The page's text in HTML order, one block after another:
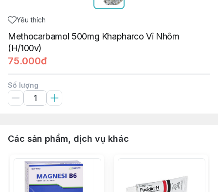
Yêu thích
Methocarbamol 500mg Khapharco Vỉ Nhôm
(H/100v)
75.000đ
Số lượng
Các sản phẩm, dịch vụ khác